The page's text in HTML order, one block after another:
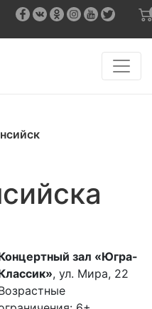
зал «Югра-
, ул. Мира, 22